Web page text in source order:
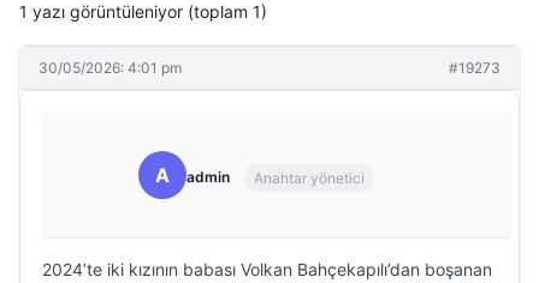
1 yazı görüntüleniyor (toplam 1)
30/05/2026: 4:01 pm #19273
A admin Anahtar yönetici
2024’te iki kızının babası Volkan Bahçekapılı’dan boşanan